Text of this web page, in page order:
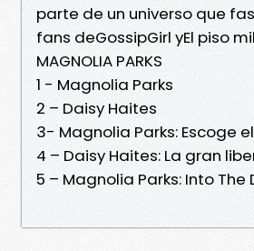
parte de un universo que
fans deGossipGirl yEl piso
MAGNOLIA PARKS
1 - Magnolia Parks
2 – Daisy Haites
3- Magnolia Parks: Escoge
4 – Daisy Haites: La gran
5 – Magnolia Parks: Into The